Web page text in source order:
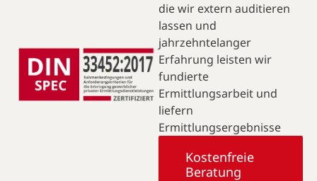
die wir extern auditieren
lassen und
jahrzehntelanger
Erfahrung leisten wir
fundierte
Ermittlungsarbeit und
liefern
Ermittlungsergebnisse
Kostenfreie
Beratung